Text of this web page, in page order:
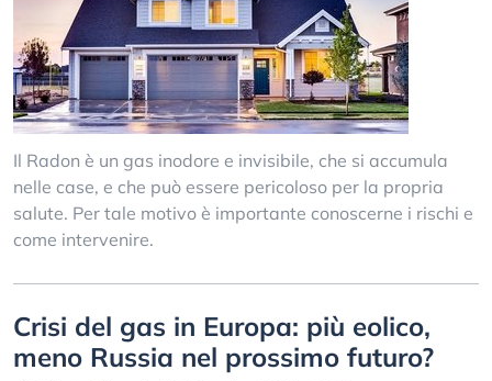
Il Radon è un gas inodore e invisibile, che si accumula
nelle case, e che può essere pericoloso per la propria
salute. Per tale motivo è importante conoscerne i rischi e
come intervenire.
Crisi del gas in Europa: più eolico,
meno Russia nel prossimo futuro?